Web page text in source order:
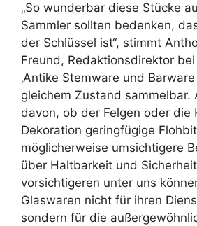
„So wunderbar diese Stücke
Sammler sollten bedenken,
der Schlüssel ist“, stimmt
Freund, Redaktionsdirektor
‚Antike Stemware und
gleichem Zustand sammelbar.
davon, ob der Felgen oder die
Dekoration geringfügige
möglicherweise umsichtigere
über Haltbarkeit und
vorsichtigeren unter uns
Glaswaren nicht für ihren
sondern für die